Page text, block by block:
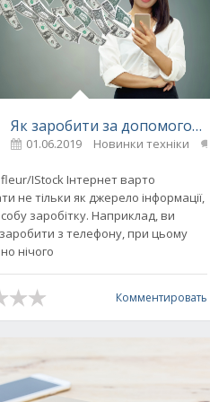
Як заробити за допомогою
01.06.2019 Новинки техніки
IStock Інтернет варто
не тільки як джерело інформації,
заробітку. Наприклад, ви
з телефону, при цьому
нічого
Комментировать